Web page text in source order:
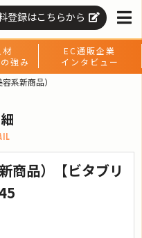
登録はこちらから
材
強み
EC通販企業
インタビュー
系新商品）
商品）【ビタブリ